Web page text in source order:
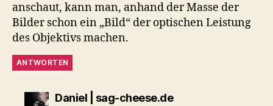
anschaut, kann man, anhand der Masse der
Bilder schon ein „Bild“ der optischen Leistung
des Objektivs machen.
ANTWORTEN
Daniel | sag-cheese.desagt: